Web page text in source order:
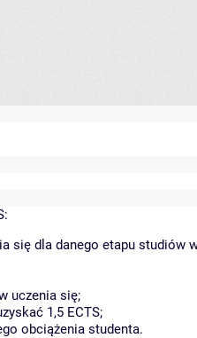
się dla danego etapu studiów
uczenia się;
1,5 ECTS;
obciążenia studenta.